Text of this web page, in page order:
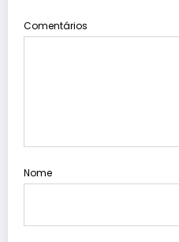
Comentários
Nome